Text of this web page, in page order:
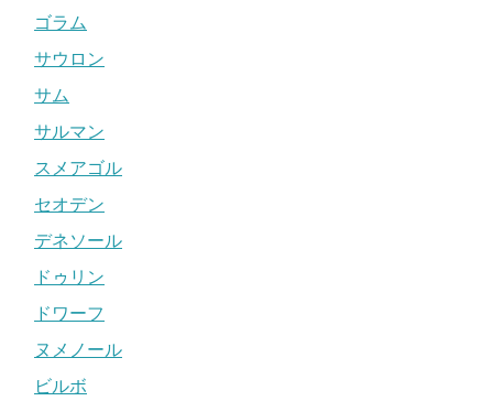
ゴラム
サウロン
サム
サルマン
スメアゴル
セオデン
デネソール
ドゥリン
ドワーフ
ヌメノール
ビルボ